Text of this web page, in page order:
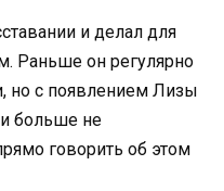
и делал для
Раньше он регулярно
но с появлением Лизы
больше не
говорить об этом